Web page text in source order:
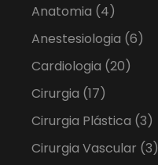
Anatomia (4)
Anestesiologia (6)
Cardiologia (20)
Cirurgia (17)
Cirurgia Plástica (3)
Cirurgia Vascular (3)